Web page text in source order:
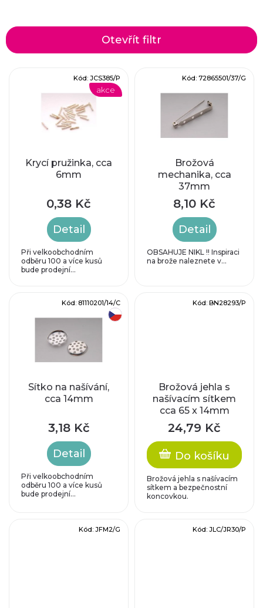
z
Otevřít filtr
akce
Krycí pružinka, cca
6mm
0,38 Kč
Detail
Při velkoobchodním
odběru 100 a více kusů
bude prodejní...
Kód: JCS385/P
Brožová
mechanika, cca
37mm
8,10 Kč
Detail
OBSAHUJE NIKL !! Inspiraci
na brože naleznete v...
Kód: 72865501/37/G
Sítko na našívání,
cca 14mm
3,18 Kč
Detail
Při velkoobchodním
odběru 100 a více kusů
bude prodejní...
Kód: 81110201/14/C
Brožová jehla s
našívacím sítkem
cca 65 x 14mm
24,79 Kč
Do košíku
Brožová jehla s našívacím
sítkem a bezpečnostní
koncovkou.
Kód: BN28293/P
Kód: JFM2/G Kód: JLC/JR30/P